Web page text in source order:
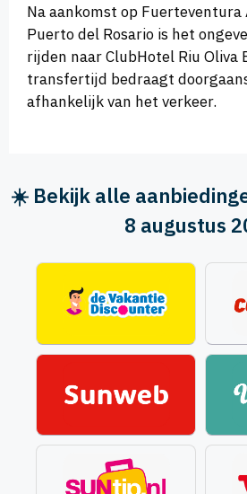
Na aankomst op Fuerteventura
Puerto del Rosario is het
rijden naar ClubHotel Riu Oliva
transfertijd bedraagt
afhankelijk van het verkeer.
☀️ Bekijk alle
8 augustus